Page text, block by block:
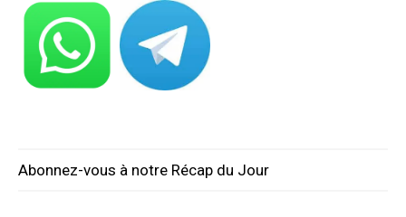
Abonnez-vous à notre Récap du Jour